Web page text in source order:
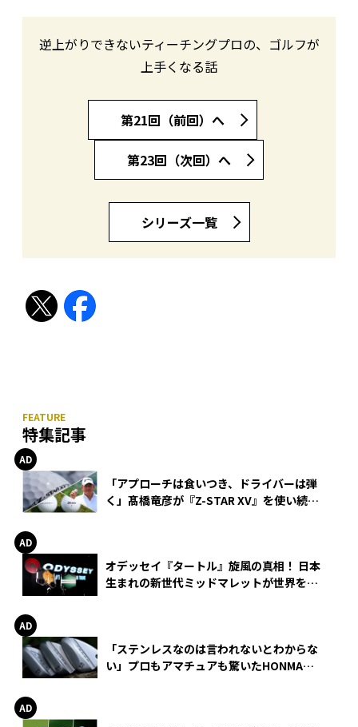
逆上がりできないティーチングプロの、ゴルフが
上手くなる話
第21回（前回）へ
第23回（次回）へ
シリーズ一覧
特集記事
「アプローチは食いつき、ドライバーは弾
く」髙橋竜彦が『Z-STAR XV』を使い続け
オデッセイ『タートル』旋風の真相！ 日本
生まれの新世代ミッドマレットが世界を席
「ステンレスなのは言われないとわからな
い」プロもアマチュアも驚いたHONMA